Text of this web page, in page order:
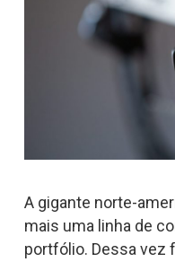
A gigante norte-
mais uma linha de
portfólio. Dessa vez